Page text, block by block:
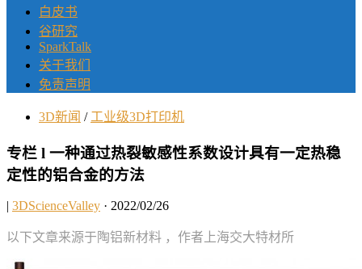
白皮书
谷研究
SparkTalk
关于我们
免责声明
3D新闻 / 工业级3D打印机
专栏 l 一种通过热裂敏感性系数设计具有一定热稳
定性的铝合金的方法
| 3DScienceValley · 2022/02/26
以下文章来源于陶铝新材料 ，作者上海交大特材所